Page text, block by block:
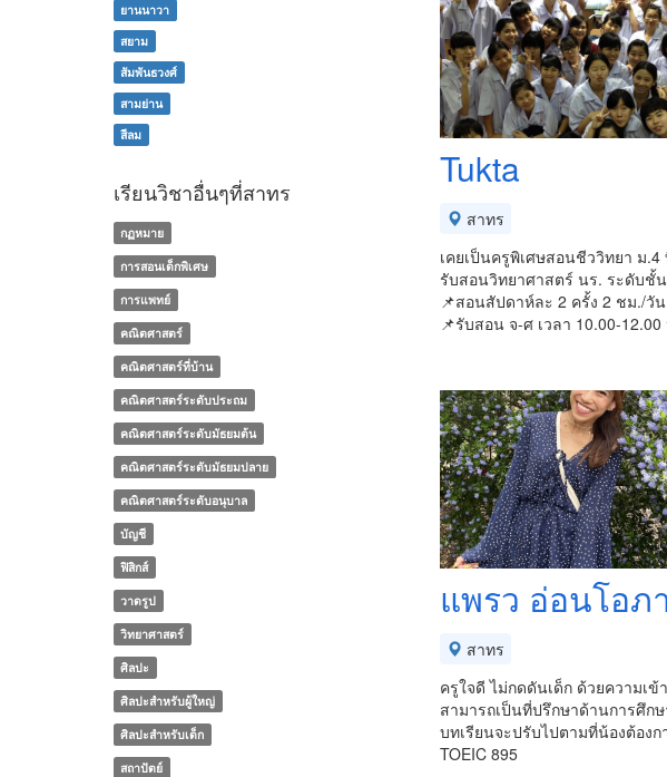
Tukta
สาทร
เคยเป็นครูพิเศษสอนชีววิทยา ม
รับสอนวิทยาศาสตร์ นร. ระดับชั้
📌สอนสัปดาห์ละ 2 ครั้ง 2 ชม./วั
📌รับสอน จ-ศ เวลา 10.00-
แพรว อ่อนโอภ
สาทร
ครูใจดี ไม่กดดันเด็ก ด้วยความเ
สามารถเป็นที่ปรึกษาด้านการศึก
บทเรียนจะปรับไปตามที่น้องต้องก
TOEIC 895
ยานนาวา
สยาม
สัมพันธวงศ์
สามย่าน
สีลม
เรียนวิชาอื่นๆที่สาทร
กฏหมาย
การสอนเด็กพิเศษ
การแพทย์
คณิตศาสตร์
คณิตศาสตร์ที่บ้าน
คณิตศาสตร์ระดับประถม
คณิตศาสตร์ระดับมัธยมต้น
คณิตศาสตร์ระดับมัธยมปลาย
คณิตศาสตร์ระดับอนุบาล
บัญชี
ฟิสิกส์
วาดรูป
วิทยาศาสตร์
ศิลปะ
ศิลปะสำหรับผู้ใหญ่
ศิลปะสำหรับเด็ก
สถาปัตย์